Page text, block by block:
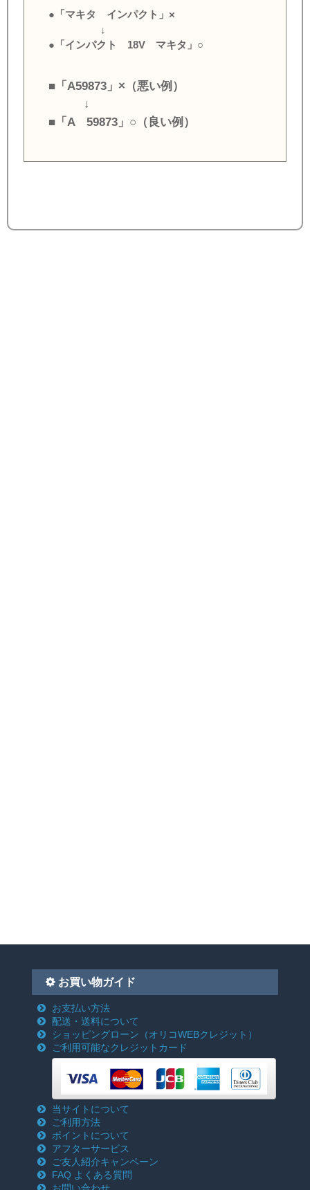
●「マキタ インパクト」×
↓
●「インパクト 18V マキタ」○
■「A59873」×（悪い例）
↓
■「A 59873」○（良い例）
お買い物ガイド
お支払い方法
配送・送料について
ショッピングローン （オリコWEBクレジット）
ご利用可能なクレジットカード
当サイトについて
ご利用方法
ポイントについて
アフターサービス
ご友人紹介キャンペーン
FAQ よくある質問